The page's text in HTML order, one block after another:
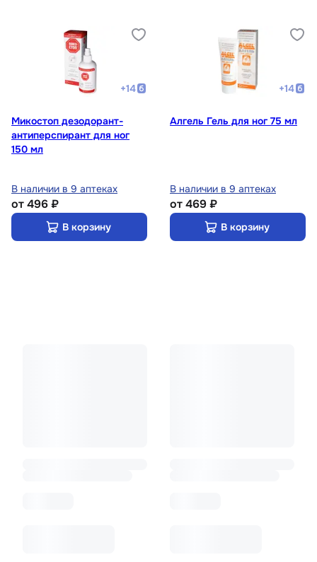
+14
Микостоп дезодорант-
антиперспирант для ног
150 мл
В наличии в 9 аптеках
от496 ₽
В корзину
+14
Алгель Гель для ног 75 мл
В наличии в 9 аптеках
от469 ₽
В корзину